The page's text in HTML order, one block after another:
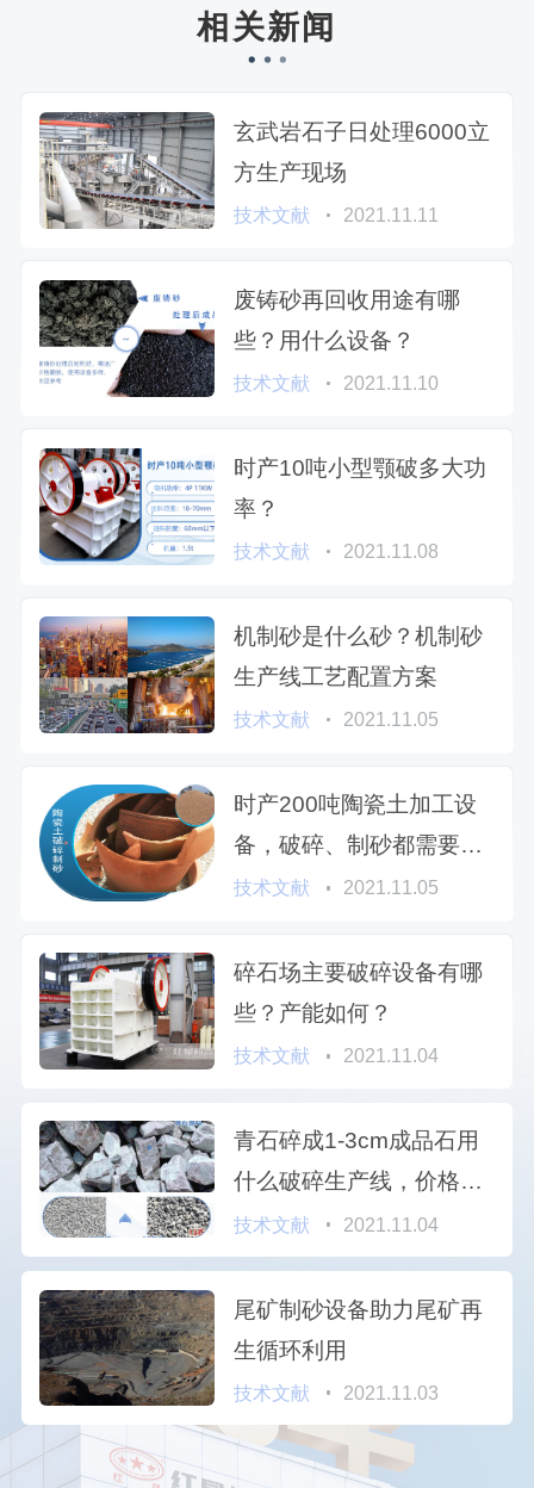
相关新闻
玄武岩石子日处理6000立
方生产现场
技术文献 2021.11.11
废铸砂再回收用途有哪
些？用什么设备？
技术文献 2021.11.10
时产10吨小型颚破多大功
率？
技术文献 2021.11.08
机制砂是什么砂？机制砂
生产线工艺配置方案
技术文献 2021.11.05
时产200吨陶瓷土加工设
备，破碎、制砂都需要哪
些？
技术文献 2021.11.05
碎石场主要破碎设备有哪
些？产能如何？
技术文献 2021.11.04
青石碎成1-3cm成品石用
什么破碎生产线，价格多
少？
技术文献 2021.11.04
尾矿制砂设备助力尾矿再
生循环利用
技术文献 2021.11.03